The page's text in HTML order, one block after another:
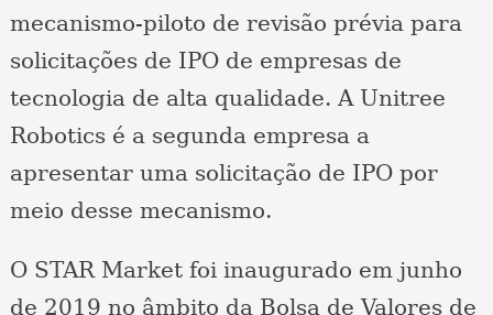
mecanismo-piloto de revisão prévia para
solicitações de IPO de empresas de
tecnologia de alta qualidade. A Unitree
Robotics é a segunda empresa a
apresentar uma solicitação de IPO por
meio desse mecanismo.
O STAR Market foi inaugurado em junho
de 2019 no âmbito da Bolsa de Valores de